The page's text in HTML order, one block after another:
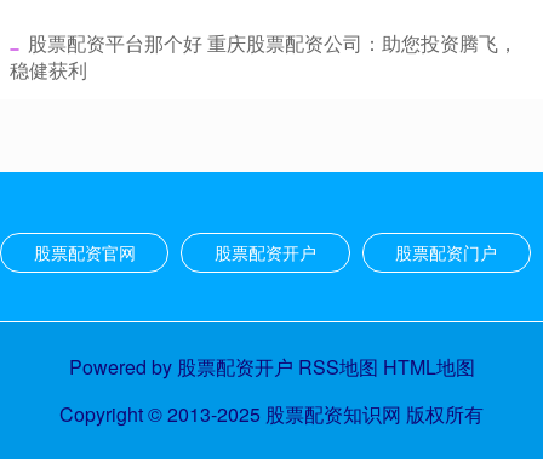
​股票配资平台那个好 重庆股票配资公司：助您投资腾飞，
稳健获利
股票配资官网 股票配资开户 股票配资门户
Powered by 股票配资开户 RSS地图 HTML地图
Copyright© 2013-2025 股票配资知识网 版权所有